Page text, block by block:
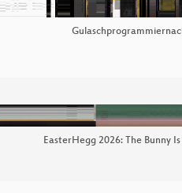
EasterHegg 2026: The Bunny Is